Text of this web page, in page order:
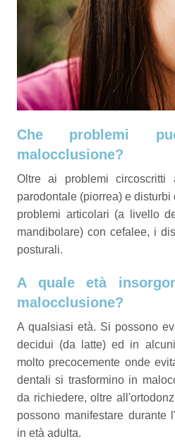
Che problemi
malocclusione?
Oltre ai problemi circoscritti
parodontale (piorrea) e
problemi articolari (a livello
mandibolare) con cefalee, i
posturali.
A quale età
malocclusione?
A qualsiasi età. Si possono
decidui (da latte) ed in
molto precocemente onde
dentali si trasformino in
da richiedere, oltre
possono manifestare durante
in età adulta.